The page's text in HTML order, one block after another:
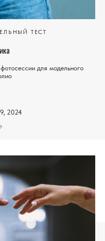
ТЕСТ
для модельного
2024